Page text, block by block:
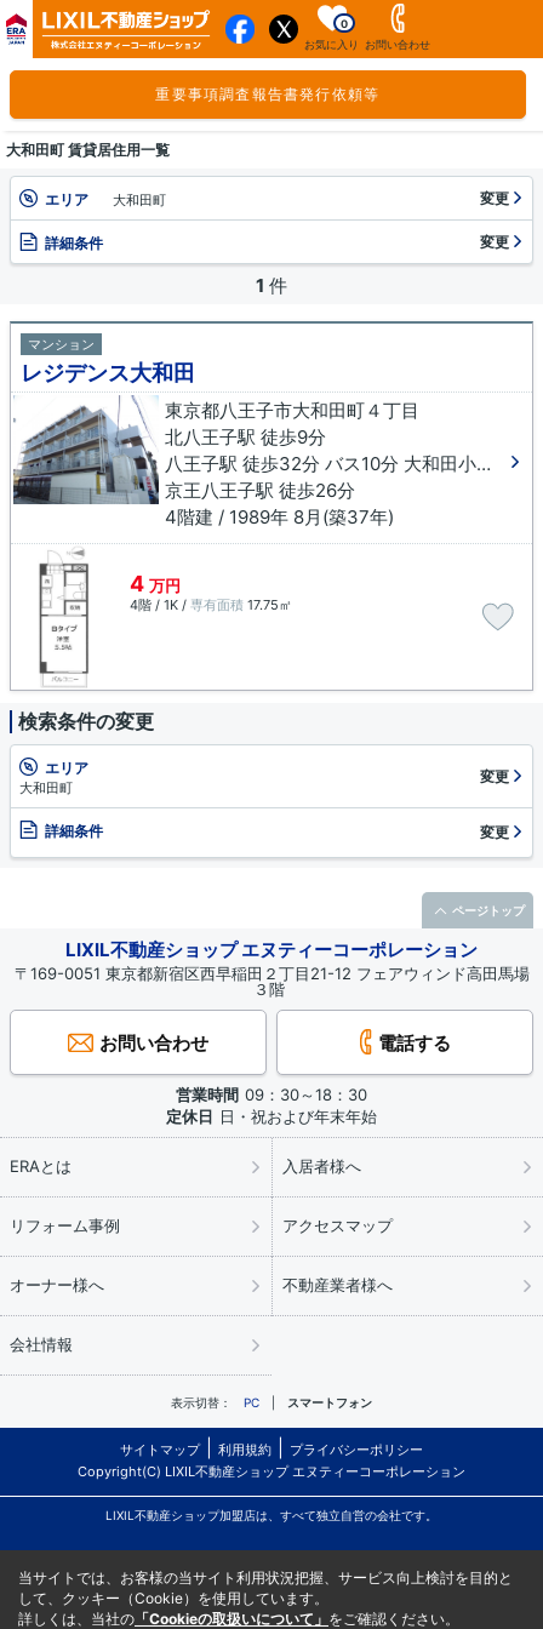
お気に入り
0
お問い合わせ
重要事項調査報告書発行依頼等
大和田町 賃貸居住用一覧
エリア 大和田町 変更
詳細条件 変更
1 件
マンション
レジデンス大和田
東京都八王子市大和田町４丁目
北八王子駅 徒歩9分
八王子駅 徒歩32分 バス10分 大和田小学校下車 徒歩5分
京王八王子駅 徒歩26分
4階建 / 1989年 8月(築37年)
4 万円
4階 / 1K / 専有面積 17.75㎡
検索条件の変更
エリア
大和田町
変更
詳細条件 変更
LIXIL不動産ショップ エヌティーコーポレーション
〒169-0051 東京都新宿区西早稲田２丁目21-12 フェアウィンド高田馬場
３階
お問い合わせ 電話する
営業時間 09：30～18：30
定休日 日・祝および年末年始
ERAとは 入居者様へ
リフォーム事例 アクセスマップ
オーナー様へ 不動産業者様へ
会社情報
表示切替： PC スマートフォン
サイトマップ 利用規約
プライバシーポリシー
Copyright(C) LIXIL不動産ショップ エヌティーコーポレーション
LIXIL不動産ショップ加盟店は、すべて独立自営の会社です。
ページトップ
当サイトでは、お客様の当サイト利用状況把握、サービス向上検討を目的と
して、クッキー（Cookie）を使用しています。
詳しくは、当社の 「Cookieの取扱いについて」 をご確認ください。